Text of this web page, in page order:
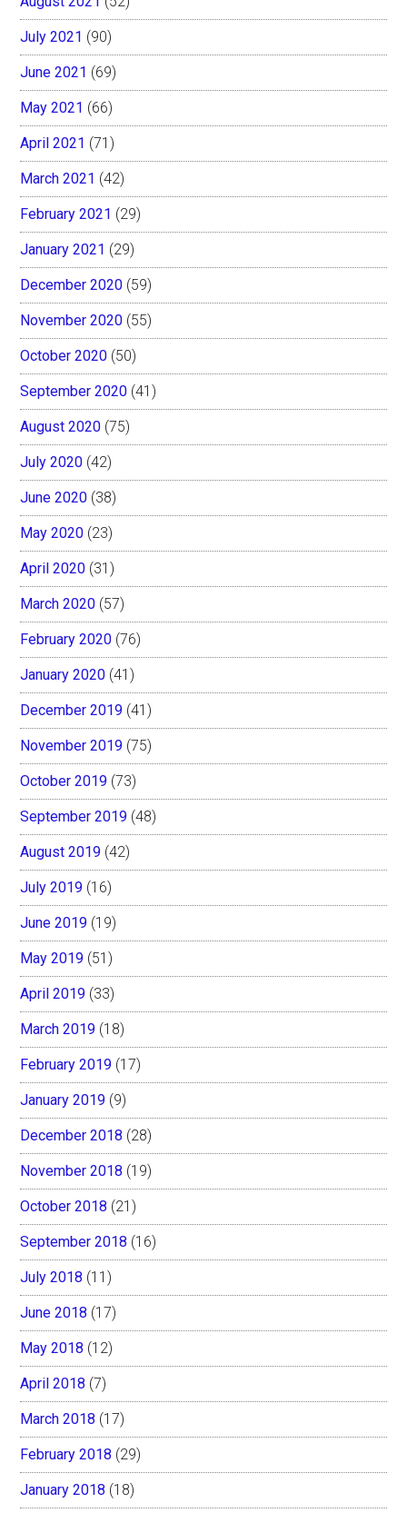
July 2021 (90)
June 2021 (69)
May 2021 (66)
April 2021 (71)
March 2021 (42)
February 2021 (29)
January 2021 (29)
December 2020 (59)
November 2020 (55)
October 2020 (50)
September 2020 (41)
August 2020 (75)
July 2020 (42)
June 2020 (38)
May 2020 (23)
April 2020 (31)
March 2020 (57)
February 2020 (76)
January 2020 (41)
December 2019 (41)
November 2019 (75)
October 2019 (73)
September 2019 (48)
August 2019 (42)
July 2019 (16)
June 2019 (19)
May 2019 (51)
April 2019 (33)
March 2019 (18)
February 2019 (17)
January 2019 (9)
December 2018 (28)
November 2018 (19)
October 2018 (21)
September 2018 (16)
July 2018 (11)
June 2018 (17)
May 2018 (12)
April 2018 (7)
March 2018 (17)
February 2018 (29)
January 2018 (18)